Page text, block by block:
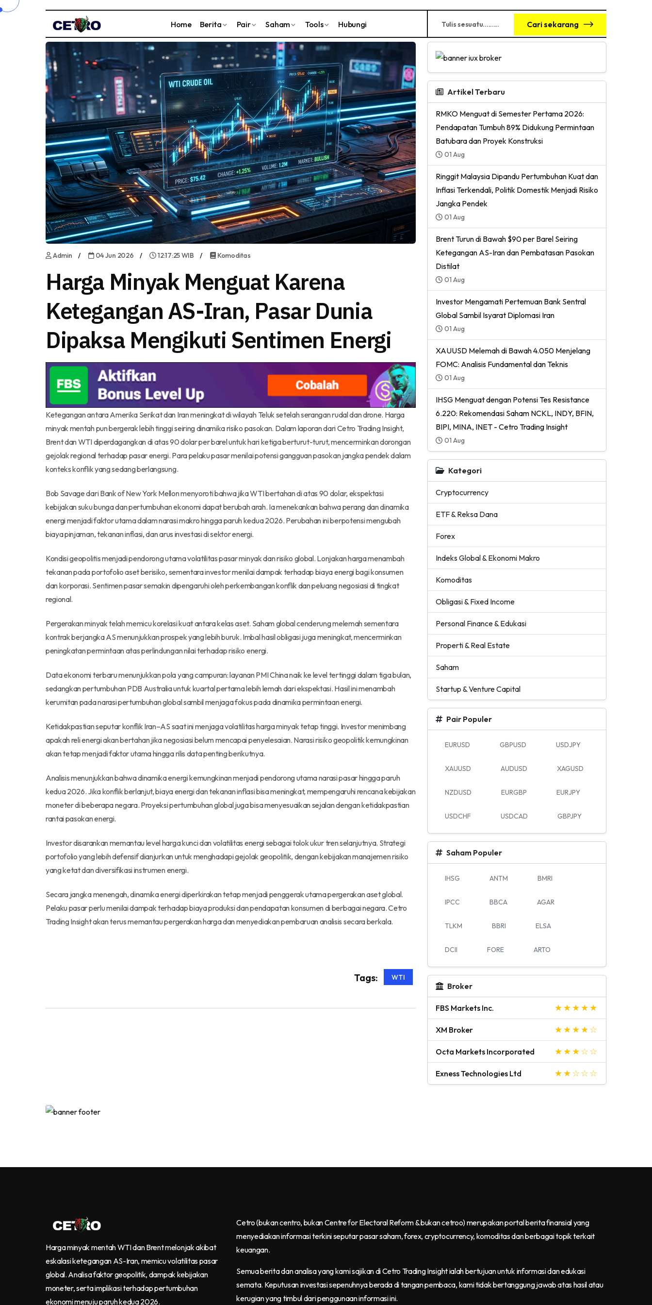
Home Berita Pair Saham Tools Hubungi Cari sekarang
Admin 04 Jun 2026 12:17:25 WIB Komoditas
Harga Minyak Menguat Karena
Ketegangan AS-Iran, Pasar Dunia
Dipaksa Mengikuti Sentimen Energi
Ketegangan antara Amerika Serikat dan Iran meningkat di wilayah Teluk setelah serangan rudal dan drone. Harga
minyak mentah pun bergerak lebih tinggi seiring dinamika risiko pasokan. Dalam laporan dari Cetro Trading Insight,
Brent dan WTI diperdagangkan di atas 90 dolar per barel untuk hari ketiga berturut-turut, mencerminkan dorongan
gejolak regional terhadap pasar energi. Para pelaku pasar menilai potensi gangguan pasokan jangka pendek dalam
konteks konflik yang sedang berlangsung.
Bob Savage dari Bank of New York Mellon menyoroti bahwa jika WTI bertahan di atas 90 dolar, ekspektasi
kebijakan suku bunga dan pertumbuhan ekonomi dapat berubah arah. Ia menekankan bahwa perang dan dinamika
energi menjadi faktor utama dalam narasi makro hingga paruh kedua 2026. Perubahan ini berpotensi mengubah
biaya pinjaman, tekanan inflasi, dan arus investasi di sektor energi.
Kondisi geopolitis menjadi pendorong utama volatilitas pasar minyak dan risiko global. Lonjakan harga menambah
tekanan pada portofolio aset berisiko, sementara investor menilai dampak terhadap biaya energi bagi konsumen
dan korporasi. Sentimen pasar semakin dipengaruhi oleh perkembangan konflik dan peluang negosiasi di tingkat
regional.
Pergerakan minyak telah memicu korelasi kuat antara kelas aset. Saham global cenderung melemah sementara
kontrak berjangka AS menunjukkan prospek yang lebih buruk. Imbal hasil obligasi juga meningkat, mencerminkan
peningkatan permintaan atas perlindungan nilai terhadap risiko energi.
Data ekonomi terbaru menunjukkan pola yang campuran: layanan PMI China naik ke level tertinggi dalam tiga bulan,
sedangkan pertumbuhan PDB Australia untuk kuartal pertama lebih lemah dari ekspektasi. Hasil ini menambah
kerumitan pada narasi pertumbuhan global sambil menjaga fokus pada dinamika permintaan energi.
Ketidakpastian seputar konflik Iran–AS saat ini menjaga volatilitas harga minyak tetap tinggi. Investor menimbang
apakah reli energi akan bertahan jika negosiasi belum mencapai penyelesaian. Narasi risiko geopolitik kemungkinan
akan tetap menjadi faktor utama hingga rilis data penting berikutnya.
Analisis menunjukkan bahwa dinamika energi kemungkinan menjadi pendorong utama narasi pasar hingga paruh
kedua 2026. Jika konflik berlanjut, biaya energi dan tekanan inflasi bisa meningkat, mempengaruhi rencana kebijakan
moneter di beberapa negara. Proyeksi pertumbuhan global juga bisa menyesuaikan sejalan dengan ketidakpastian
rantai pasokan energi.
Investor disarankan memantau level harga kunci dan volatilitas energi sebagai tolok ukur tren selanjutnya. Strategi
portofolio yang lebih defensif dianjurkan untuk menghadapi gejolak geopolitik, dengan kebijakan manajemen risiko
yang ketat dan diversifikasi instrumen energi.
Secara jangka menengah, dinamika energi diperkirakan tetap menjadi penggerak utama pergerakan aset global.
Pelaku pasar perlu menilai dampak terhadap biaya produksi dan pendapatan konsumen di berbagai negara. Cetro
Trading Insight akan terus memantau pergerakan harga dan menyediakan pembaruan analisis secara berkala.
Tags: WTI
Artikel Terbaru
RMKO Menguat di Semester Pertama 2026:
Pendapatan Tumbuh 89% Didukung Permintaan
Batubara dan Proyek Konstruksi
01 Aug
Ringgit Malaysia Dipandu Pertumbuhan Kuat dan
Inflasi Terkendali, Politik Domestik Menjadi Risiko
Jangka Pendek
01 Aug
Brent Turun di Bawah $90 per Barel Seiring
Ketegangan AS-Iran dan Pembatasan Pasokan
Distilat
01 Aug
Investor Mengamati Pertemuan Bank Sentral
Global Sambil Isyarat Diplomasi Iran
01 Aug
XAUUSD Melemah di Bawah 4.050 Menjelang
FOMC: Analisis Fundamental dan Teknis
01 Aug
IHSG Menguat dengan Potensi Tes Resistance
6.220: Rekomendasi Saham NCKL, INDY, BFIN,
BIPI, MINA, INET - Cetro Trading Insight
01 Aug
Kategori
Cryptocurrency
ETF & Reksa Dana
Forex
Indeks Global & Ekonomi Makro
Komoditas
Obligasi & Fixed Income
Personal Finance & Edukasi
Properti & Real Estate
Saham
Startup & Venture Capital
Pair Populer
EURUSD GBPUSD USDJPY
XAUUSD AUDUSD XAGUSD
NZDUSD EURGBP EURJPY
USDCHF USDCAD GBPJPY
Saham Populer
IHSG ANTM BMRI
IPCC BBCA AGAR
TLKM BBRI ELSA
DCII FORE ARTO
Broker
FBS Markets Inc.
XM Broker
Octa Markets Incorporated
Exness Technologies Ltd
Harga minyak mentah WTI dan Brent melonjak akibat
eskalasi ketegangan AS-Iran, memicu volatilitas pasar
global. Analisa faktor geopolitik, dampak kebijakan
moneter, serta implikasi terhadap pertumbuhan
ekonomi menuju paruh kedua 2026.
Cetro(bukan centro, bukan Centre for Electoral Reform & bukan cetroo)merupakan portal berita finansial yang
menyediakan informasi terkini seputar pasar saham, forex, cryptocurrency, komoditas dan berbagai topik terkait
keuangan.
Semua berita dan analisa yang kami sajikan di Cetro Trading Insight ialah bertujuan untuk informasi dan edukasi
semata. Keputusan investasi sepenuhnya berada di tangan pembaca, kami tidak bertanggung jawab atas hasil atau
kerugian yang timbul dari penggunaan informasi ini.